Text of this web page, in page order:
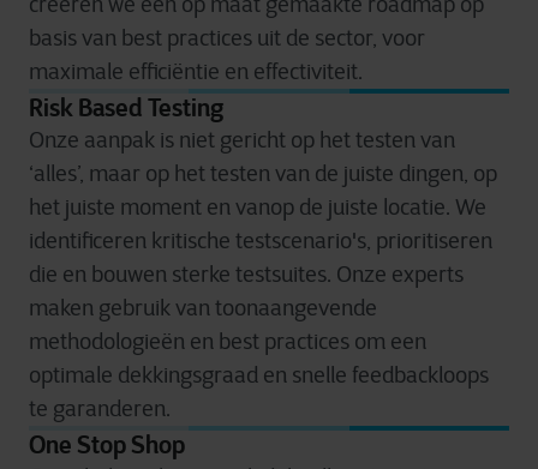
basis van best practices uit de sector, voor
maximale efficiëntie en effectiviteit.
Risk Based Testing
Onze aanpak is niet gericht op het testen van
‘alles’, maar op het testen van de juiste dingen, op
het juiste moment en vanop de juiste locatie. We
identificeren kritische testscenario's, prioritiseren
die en bouwen sterke testsuites. Onze experts
maken gebruik van toonaangevende
methodologieën en best practices om een
optimale dekkingsgraad en snelle feedbackloops
te garanderen.
One Stop Shop